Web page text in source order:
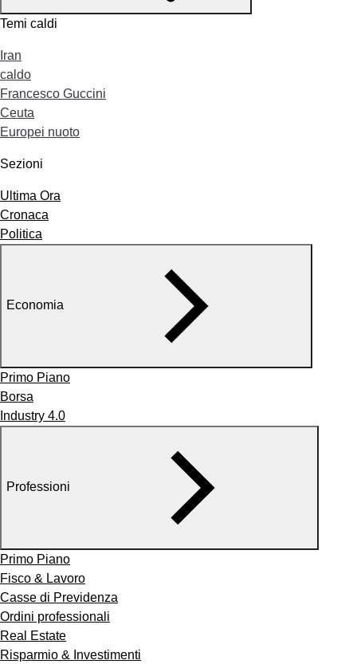
Temi caldi
Iran
caldo
Francesco Guccini
Ceuta
Europei nuoto
Sezioni
Ultima Ora
Cronaca
Politica
Economia
Primo Piano
Borsa
Industry 4.0
Professioni
Primo Piano
Fisco & Lavoro
Casse di Previdenza
Ordini professionali
Real Estate
Risparmio & Investimenti